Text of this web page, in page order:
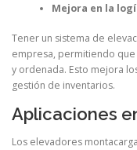
Mejora en la
Tener un sistema de
empresa, permitiendo
y ordenada. Esto mejora
gestión de inventarios.
Aplicaciones
Los elevadores